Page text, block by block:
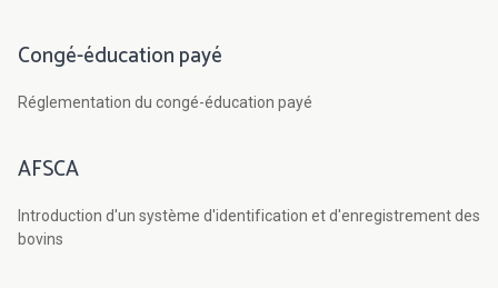
Congé-éducation payé
Réglementation du congé-éducation payé
AFSCA
Introduction d'un système d'identification et d'enregistrement des
bovins